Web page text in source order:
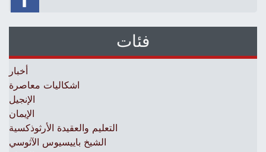
فئات
أخبار
اشكاليات معاصرة
الإنجيل
الإيمان
التعليم والعقيدة الأرثوذكسية
الشيخ باييسيوس الآثوسي